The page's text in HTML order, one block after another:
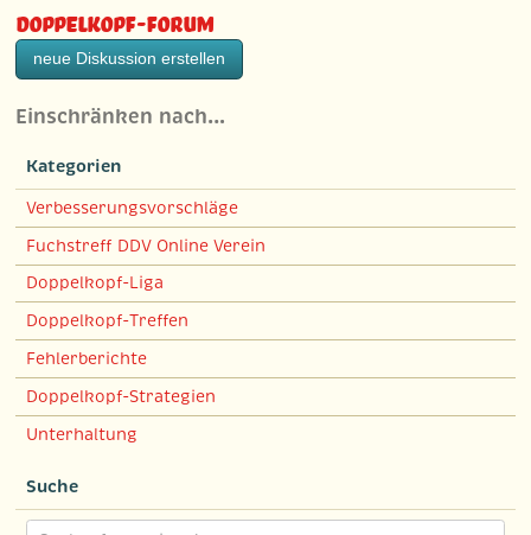
Doppelkopf-Forum
neue Diskussion erstellen
Einschränken nach…
Kategorien
Verbesserungsvorschläge
Fuchstreff DDV Online Verein
Doppelkopf-Liga
Doppelkopf-Treffen
Fehlerberichte
Doppelkopf-Strategien
Unterhaltung
Suche